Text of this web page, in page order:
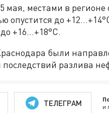
мая, местами в
опустится до
+16…+18°C.
были
разлива
ТЕЛЕГРАМ и